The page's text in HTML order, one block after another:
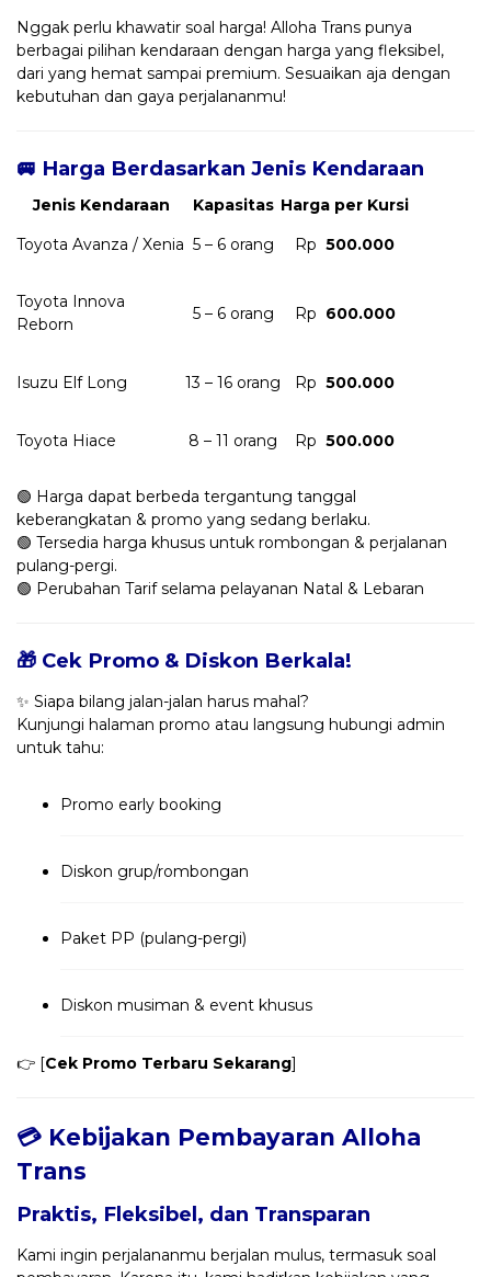
Nggak perlu khawatir soal harga! Alloha Trans punya
berbagai pilihan kendaraan dengan harga yang fleksibel,
dari yang hemat sampai premium. Sesuaikan aja dengan
kebutuhan dan gaya perjalananmu!
🚐 Harga Berdasarkan Jenis Kendaraan
Jenis Kendaraan Kapasitas Harga per Kursi
Toyota Avanza / Xenia 5 – 6 orang Rp 500.000
Toyota Innova
Reborn
5 – 6 orang Rp 600.000
Isuzu Elf Long 13 – 16 orang Rp 500.000
Toyota Hiace 8 – 11 orang Rp 500.000
🟢 Harga dapat berbeda tergantung tanggal
keberangkatan & promo yang sedang berlaku.
🟢 Tersedia harga khusus untuk rombongan & perjalanan
pulang-pergi.
🟢 Perubahan Tarif selama pelayanan Natal & Lebaran
🎁 Cek Promo & Diskon Berkala!
✨ Siapa bilang jalan-jalan harus mahal?
Kunjungi halaman promo atau langsung hubungi admin
untuk tahu:
Promo early booking
Diskon grup/rombongan
Paket PP (pulang-pergi)
Diskon musiman & event khusus
👉 [Cek Promo Terbaru Sekarang]
💳 Kebijakan Pembayaran Alloha
Trans
Praktis, Fleksibel, dan Transparan
Kami ingin perjalananmu berjalan mulus, termasuk soal